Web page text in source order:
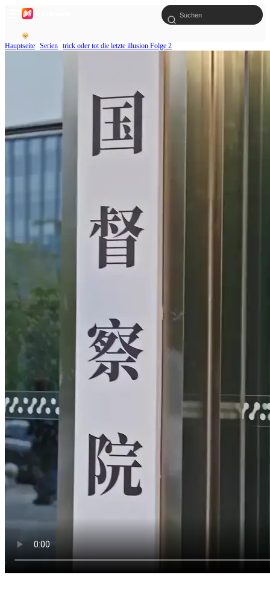
Hauptseite Serien trick oder tot die letzte illusion Folge 2
Click to unmute